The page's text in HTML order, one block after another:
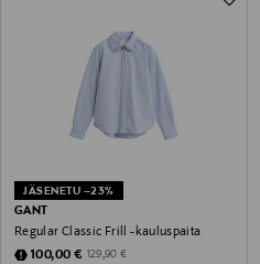
JÄSENETU –23%
GANT
Regular Classic Frill -kauluspaita
Discounted Price
100,00 € Original Price
129,90 €